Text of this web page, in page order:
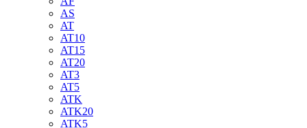
AS
AT
AT10
AT15
AT20
AT3
AT5
ATK
ATK20
ATK5